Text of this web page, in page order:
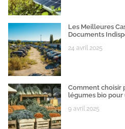
Les Meilleures
Documents
24 avril 2025
Comment choisir
légumes bio pour
9 avril 2025